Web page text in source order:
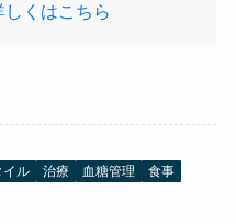
しくはこちら
イル 治療 血糖管理 食事